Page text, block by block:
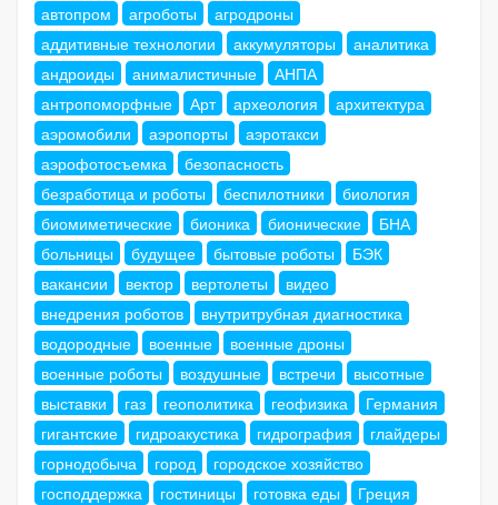
автопром
агроботы
агродроны
аддитивные технологии
аккумуляторы
аналитика
андроиды
анималистичные
АНПА
антропоморфные
Арт археология
архитектура
аэромобили
аэропорты
аэротакси
аэрофотосъемка
безопасность
безработица и роботы
беспилотники
биология
биомиметические
бионика бионические
БНА
больницы
будущее бытовые роботы
БЭК
вакансии
вектор вертолеты
видео
внедрения роботов
внутритрубная диагностика
водородные
военные
военные дроны
военные роботы
воздушные встречи
высотные
выставки
газ геополитика геофизика
Германия
гигантские
гидроакустика гидрография
глайдеры
горнодобыча
город
городское хозяйство
господдержка
гостиницы готовка еды
Греция